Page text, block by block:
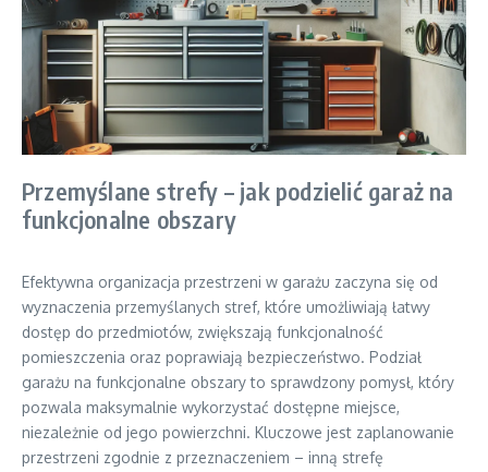
Przemyślane strefy – jak podzielić garaż na
funkcjonalne obszary
Efektywna organizacja przestrzeni w garażu zaczyna się od
wyznaczenia przemyślanych stref, które umożliwiają łatwy
dostęp do przedmiotów, zwiększają funkcjonalność
pomieszczenia oraz poprawiają bezpieczeństwo. Podział
garażu na funkcjonalne obszary to sprawdzony pomysł, który
pozwala maksymalnie wykorzystać dostępne miejsce,
niezależnie od jego powierzchni. Kluczowe jest zaplanowanie
przestrzeni zgodnie z przeznaczeniem – inną strefę